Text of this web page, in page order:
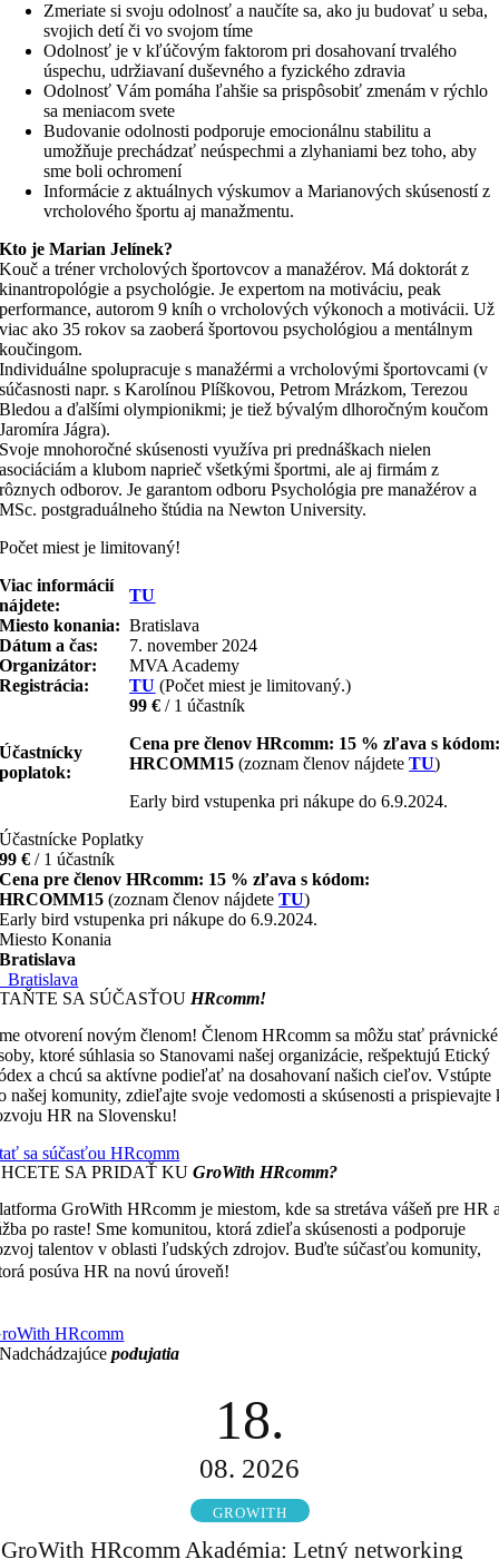
Zmeriate si svoju odolnosť a naučíte sa, ako ju budovať u seba,
svojich detí či vo svojom tíme
Odolnosť je v kľúčovým faktorom pri dosahovaní trvalého
úspechu, udržiavaní duševného a fyzického zdravia
Odolnosť Vám pomáha ľahšie sa prispôsobiť zmenám v rýchlo
sa meniacom svete
Budovanie odolnosti podporuje emocionálnu stabilitu a
umožňuje prechádzať neúspechmi a zlyhaniami bez toho, aby
sme boli ochromení
Informácie z aktuálnych výskumov a Marianových skúseností z
vrcholového športu aj manažmentu.
Kto je Marian Jelínek?
Kouč a tréner vrcholových športovcov a manažérov. Má doktorát z
kinantropológie a psychológie. Je expertom na motiváciu, peak
performance, autorom 9 kníh o vrcholových výkonoch a motivácii. Už
viac ako 35 rokov sa zaoberá športovou psychológiou a mentálnym
koučingom.
Individuálne spolupracuje s manažérmi a vrcholovými športovcami (v
súčasnosti napr. s Karolínou Plíškovou, Petrom Mrázkom, Terezou
Bledou a ďalšími olympionikmi; je tiež bývalým dlhoročným koučom
Jaromíra Jágra).
Svoje mnohoročné skúsenosti využíva pri prednáškach nielen
asociáciám a klubom naprieč všetkými športmi, ale aj firmám z
rôznych odborov. Je garantom odboru Psychológia pre manažérov a
MSc. postgraduálneho štúdia na Newton University.
Počet miest je limitovaný!
Viac informácií
nájdete:
TU
Miesto konania: Bratislava
Dátum a čas:
7. november 2024
Organizátor:
MVA Academy
Registrácia:
TU (Počet miest je limitovaný.)
Účastnícky
poplatok:
99 €/ 1 účastník
Cena pre členov HRcomm: 15 % zľava s
HRCOMM15 (zoznam členov nájdeteTU)
Early bird vstupenka pri nákupe do 6.9.2024.
Účastnícke Poplatky
99 €/ 1 účastník
Cena pre členov HRcomm: 15 % zľava s kódom:
HRCOMM15 (zoznam členov nájdeteTU)
Early bird vstupenka pri nákupe do 6.9.2024.
Miesto Konania
Bratislava
Bratislava
SA SÚČASŤOU HRcomm!
otvorení novým členom! Členom HRcomm sa môžu stať právnické
ktoré súhlasia so Stanovami našej organizácie, rešpektujú Etický
a chcú sa aktívne podieľať na dosahovaní našich cieľov. Vstúpte
našej komunity, zdieľajte svoje vedomosti a skúsenosti a prispievajte
HR na Slovensku!
sa súčasťou HRcomm
SA PRIDAŤ KUGroWith HRcomm?
GroWith HRcomm je miestom, kde sa stretáva vášeň pre HR
po raste! Sme komunitou, ktorá zdieľa skúsenosti a podporuje
talentov v oblasti ľudských zdrojov. Buďte súčasťou komunity,
posúva HR na novú úroveň!
HRcomm
Nadchádzajúcepodujatia
18.
08. 2026
GROWITH
GroWith HRcomm Akadémia: Letný networking